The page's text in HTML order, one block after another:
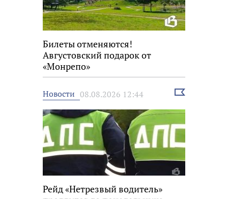
Билеты отменяются!
Августовский подарок от
«Монрепо»
Новости 08.08.2026 12:44
Выбрать
Рейд «Нетрезвый водитель»